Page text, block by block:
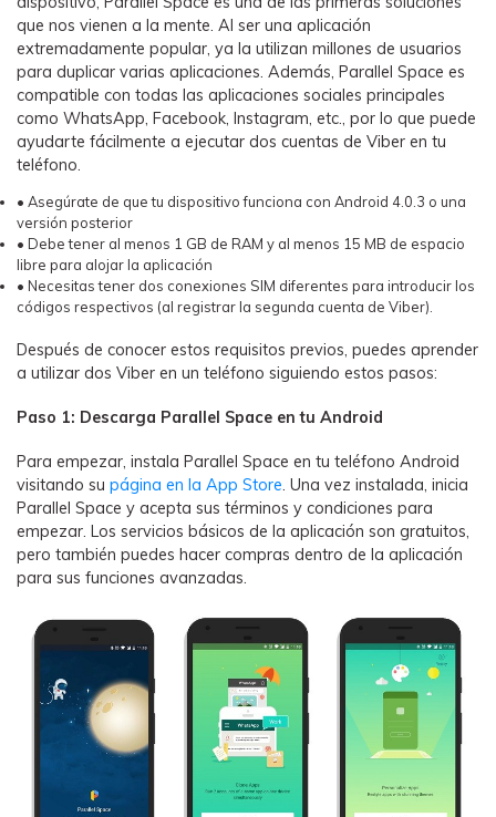
que nos vienen a la mente.󠀲󠀩󠀠󠀩󠀩󠀨󠀤󠀦󠀳󠀰 Al ser una aplicación
extremadamente popular, ya la utilizan millones de usuarios
para duplicar varias aplicaciones.󠀲󠀩󠀠󠀩󠀩󠀨󠀤󠀧󠀳󠀰 Además, Parallel Space es
compatible con todas las aplicaciones sociales principales
como WhatsApp, Facebook, Instagram, etc., por lo que puede
ayudarte fácilmente a ejecutar dos cuentas de Viber en tu
teléfono.󠀲󠀩󠀠󠀩󠀩󠀩󠀨󠀤󠀨󠀳
• Asegúrate de que tu dispositivo funciona con Android 4.0.3 o una
versión posterior󠀲󠀩󠀠󠀩󠀩󠀨󠀤󠀩󠀳
• Debe tener al menos 1 GB de RAM y al menos 15 MB de espacio
libre para alojar la aplicación
• Necesitas tener dos conexiones SIM diferentes para introducir los
códigos respectivos (al registrar la segunda cuenta de Viber).󠀲󠀩󠀠󠀩󠀩󠀨󠀥󠀡󠀳
󠀰Después de conocer estos requisitos previos, puedes aprender
a utilizar dos Viber en un teléfono siguiendo estos pasos:󠀲󠀩󠀠󠀩󠀩󠀨󠀥󠀢󠀳
󠀰Paso 1: Descarga Parallel Space en tu Android󠀲󠀩󠀠󠀩󠀩󠀨󠀥󠀣󠀳
󠀰Para empezar, instala Parallel Space en tu teléfono Android
visitando su página en la App Store.󠀲󠀩󠀠󠀩󠀩󠀨󠀥󠀤󠀳󠀰 Una vez instalada, inicia
Parallel Space y acepta sus términos y condiciones para
empezar.󠀲󠀩󠀠󠀩󠀩󠀨󠀥󠀥󠀳󠀰 Los servicios básicos de la aplicación son gratuitos,
pero también puedes hacer compras dentro de la aplicación
para sus funciones avanzadas.󠀲󠀩󠀠󠀩󠀩󠀩󠀨󠀥󠀦󠀳